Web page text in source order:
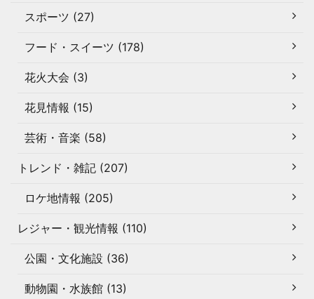
スポーツ (27)
フード・スイーツ (178)
花火大会 (3)
花見情報 (15)
芸術・音楽 (58)
トレンド・雑記 (207)
ロケ地情報 (205)
レジャー・観光情報 (110)
公園・文化施設 (36)
動物園・水族館 (13)